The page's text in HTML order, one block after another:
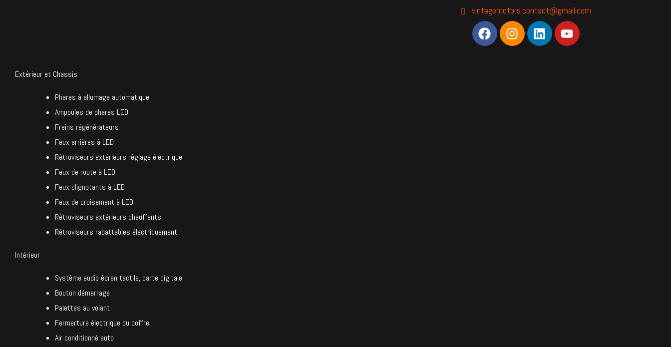
Extérieur et Chassis
Phares à allumage automatique
Ampoules de phares LED
Freins régénérateurs
Feux arrières à LED
Rétroviseurs extérieurs réglage électrique
Feux de route à LED
Feux clignotants à LED
Feux de croisement à LED
Rétroviseurs extérieurs chauffants
Rétroviseurs rabattables électriquement
Intérieur
Système audio écran tactile, carte digitale
Bouton démarrage
Palettes au volant
Fermerture électrique du coffre
Air conditionné auto
vintagemotors.contact@gmail.com